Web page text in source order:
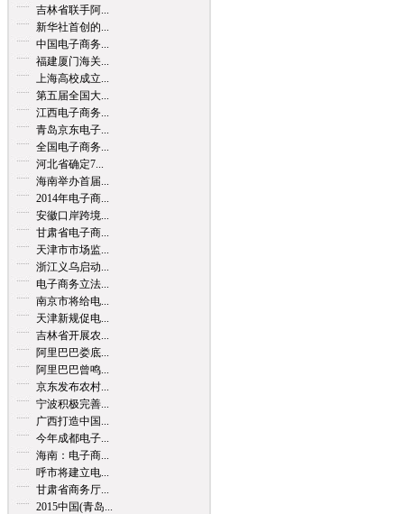
吉林省联手阿...
新华社首创的...
中国电子商务...
福建厦门海关...
上海高校成立...
第五届全国大...
江西电子商务...
青岛京东电子...
全国电子商务...
河北省确定7...
海南举办首届...
2014年电子商...
安徽口岸跨境...
甘肃省电子商...
天津市市场监...
浙江义乌启动...
电子商务立法...
南京市将给电...
天津新规促电...
吉林省开展农...
阿里巴巴娄底...
阿里巴巴曾鸣...
京东发布农村...
宁波积极完善...
广西打造中国...
今年成都电子...
海南：电子商...
呼市将建立电...
甘肃省商务厅...
2015中国(青岛...